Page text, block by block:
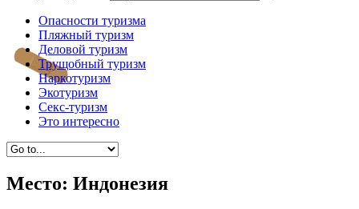
Опасности туризма
Пляжный туризм
Деловой туризм
Трущобный туризм
Наркотуризм
Экотуризм
Секс-туризм
Это интересно
Место: Индонезия